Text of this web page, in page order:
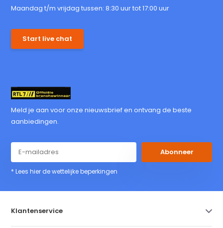
Maandag t/m vrijdag tussen: 8:30 uur tot 17:00 uur
Start live chat
Meld je aan voor onze nieuwsbrief en ontvang de beste
aanbiedingen.
Abonneer
* Lees hier de wettelijke beperkingen
Klantenservice